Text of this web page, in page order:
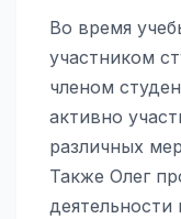
Во время
участником
членом
активно
различных
Также Олег